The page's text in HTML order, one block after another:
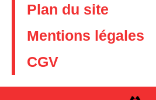
Plan du site
Mentions légales
CGV